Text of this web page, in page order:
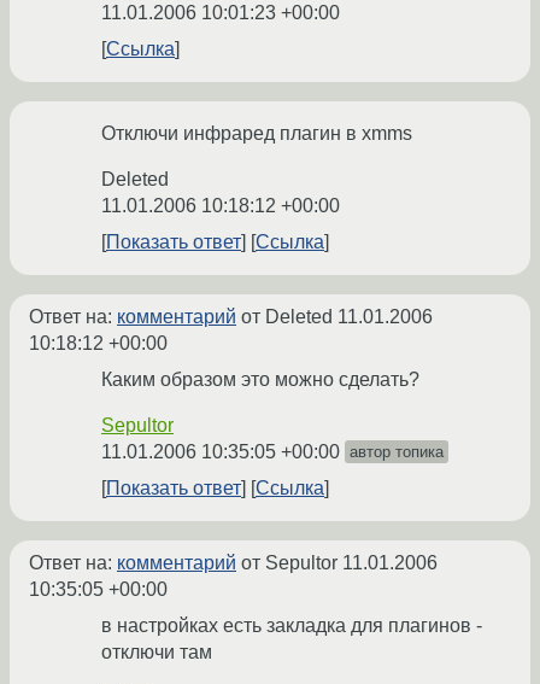
11.01.2006 10:01:23 +00:00
Ссылка
Отключи инфраред плагин в xmms
Deleted
11.01.2006 10:18:12 +00:00
Показать ответ
Ссылка
Ответ на: комментарий от Deleted 11.01.2006
10:18:12 +00:00
Каким образом это можно сделать?
Sepultor
11.01.2006 10:35:05 +00:00 автор топика
Показать ответ Ссылка
Ответ на: комментарий от Sepultor 11.01.2006
10:35:05 +00:00
в настройках есть закладка для плагинов -
отключи там